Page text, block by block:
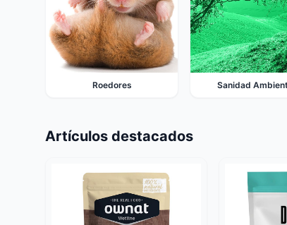
Roedores Sanidad
Artículos destacados